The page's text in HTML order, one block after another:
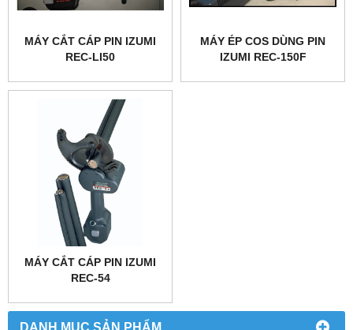
DANH MỤC SẢN PHẨM
MÁY CẮT CÁP PIN IZUMI
REC-LI50
MÁY ÉP COS DÙNG PIN
IZUMI REC-150F
MÁY CẮT CÁP PIN IZUMI
REC-54